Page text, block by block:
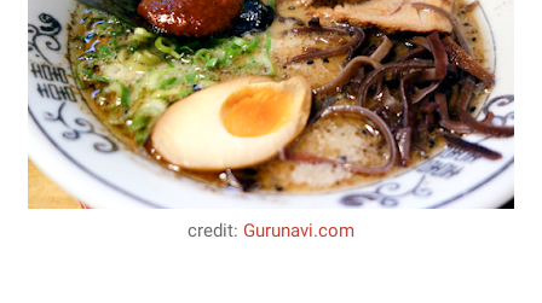
credit: Gurunavi.com